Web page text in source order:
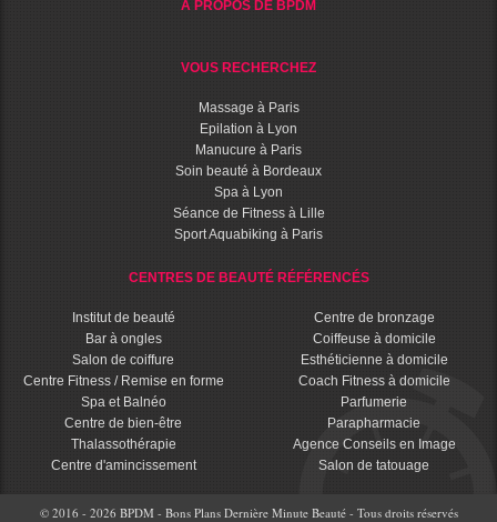
A PROPOS DE BPDM
VOUS RECHERCHEZ
Massage à Paris
Epilation à Lyon
Manucure à Paris
Soin beauté à Bordeaux
Spa à Lyon
Séance de Fitness à Lille
Sport Aquabiking à Paris
CENTRES DE BEAUTÉ RÉFÉRENCÉS
Institut de beauté
Bar à ongles
Salon de coiffure
Centre Fitness / Remise en forme
Spa et Balnéo
Centre de bien-être
Thalassothérapie
Centre d'amincissement
Centre de bronzage
Coiffeuse à domicile
Esthéticienne à domicile
Coach Fitness à domicile
Parfumerie
Parapharmacie
Agence Conseils en Image
Salon de tatouage
© 2016 - 2026 BPDM - Bons Plans Dernière Minute Beauté - Tous droits réservés